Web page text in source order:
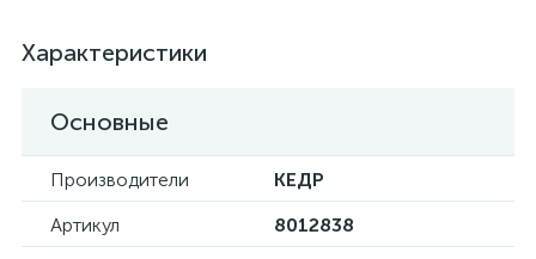
Характеристики
Основные
Производители
КЕДР
Артикул
8012838